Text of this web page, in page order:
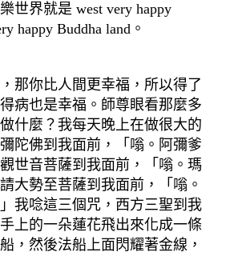
世界就是 west very happy
happy Buddha land。
那你比人間更幸福，所以得了
病也是幸福。師尊眼看那麼多
什麼？我每天晚上在做很大的
陀佛到我面前，「嗡。阿彌爹
世音菩薩到我面前，「嗡。瑪
大勢至菩薩到我面前，「嗡。
我唸這三個咒，西方三聖到我
上的一朵蓮花飛出來化成一條
，然後法船上面閃耀著金線，